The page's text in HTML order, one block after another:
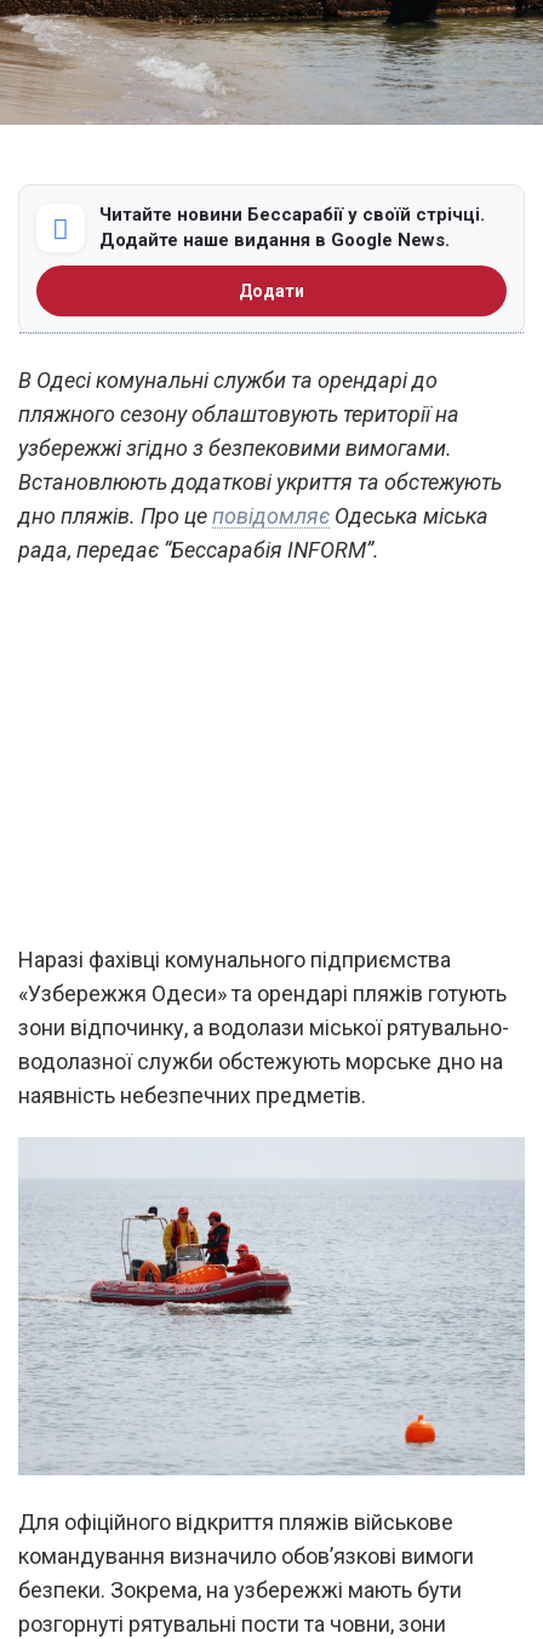
Читайте новини Бессарабії у своїй стрічці.
Додайте наше видання в Google News.
Додати
В Одесі комунальні служби та орендарі до
пляжного сезону облаштовують території на
узбережжі згідно з безпековими вимогами.
Встановлюють додаткові укриття та обстежують
дно пляжів. Про цеповідомляє Одеська міська
рада, передає “Бессарабія INFORM”.
Наразі фахівці комунального підприємства
«Узбережжя Одеси» та орендарі пляжів готують
зони відпочинку, а водолази міської рятувально-
водолазної служби обстежують морське дно на
наявність небезпечних предметів.
Для офіційного відкриття пляжів військове
командування визначило обов’язкові вимоги
безпеки. Зокрема, на узбережжі мають бути
розгорнуті рятувальні пости та човни, зони